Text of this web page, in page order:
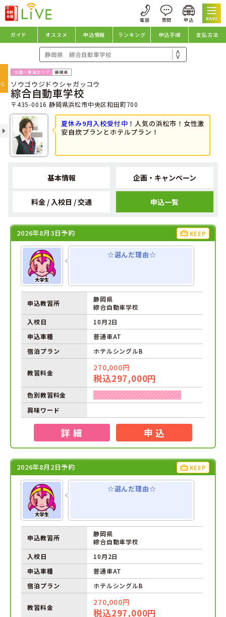
NAVI
ガイド オススメ 申込情報 ランキング 申込手順 支払方法
静岡県
ソウゴウジドウシャガッコウ
綜合自動車学校
〒435-0016 静岡県浜松市中央区和田町700
夏休み9月入校受付中！人気の浜松市！女性激
安自炊プランとホテルプラン！
基本情報 企画・キャンペーン
料金 / 入校日 / 交通 申込一覧
2026年8月3日予約 KEEP
☆選んだ理由☆
申込教習所
静岡県
綜合自動車学校
入校日
10月2日
申込車種
普通車AT
宿泊プラン
ホテルシングルB
教習料金
270,000円
税込297,000円
色別教習料金
興味ワード
詳 細 申 込
2026年8月2日予約 KEEP
☆選んだ理由☆
申込教習所
静岡県
綜合自動車学校
入校日
10月2日
申込車種
普通車AT
宿泊プラン
ホテルシングルB
教習料金
270,000円
税込297,000円